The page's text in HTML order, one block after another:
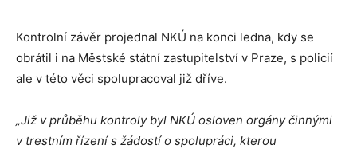
Kontrolní závěr projednal NKÚ na konci ledna, kdy se
obrátil i na Městské státní zastupitelství v Praze, s policií
ale v této věci spolupracoval již dříve.
„Již v průběhu kontroly byl NKÚ osloven orgány činnými
v trestním řízení s žádostí o spolupráci, kterou